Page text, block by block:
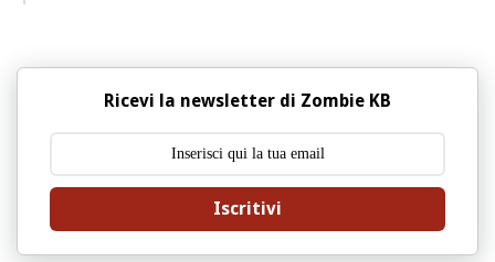
Ricevi la newsletter di Zombie KB
Iscritivi